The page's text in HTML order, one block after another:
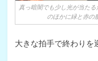
真っ暗闇でも少し光が当た
のほかに緑と赤の
大きな拍手で終わりを